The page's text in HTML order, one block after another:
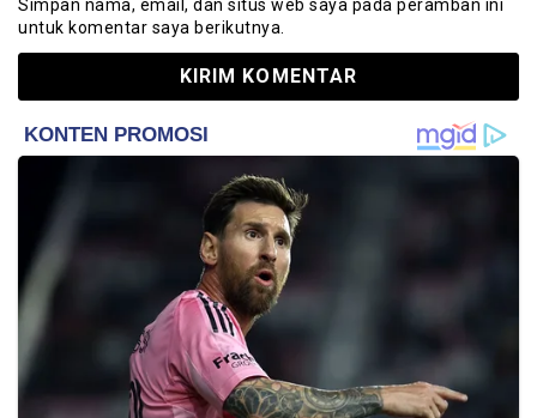
Simpan nama, email, dan situs web saya pada peramban ini
untuk komentar saya berikutnya.